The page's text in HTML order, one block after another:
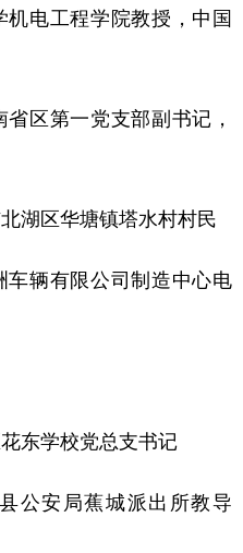
工程学院教授，中国
第一党支部副书记，
区华塘镇塔水村村民
有限公司制造中心电
学校党总支书记
安局蕉城派出所教导